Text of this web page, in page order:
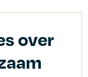
over